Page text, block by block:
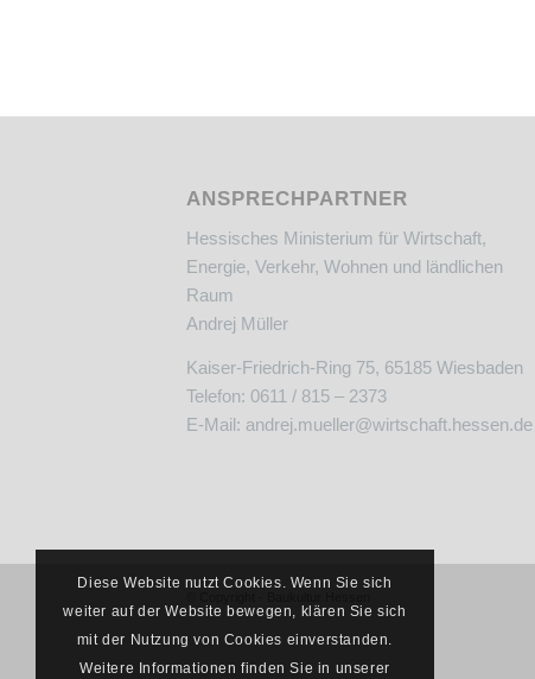
ANSPRECHPARTNER
Hessisches Ministerium für Wirtschaft,
Energie, Verkehr, Wohnen und ländlichen
Raum
Andrej Müller
Kaiser-Friedrich-Ring 75, 65185 Wiesbaden
Telefon: 0611 / 815 – 2373
E-Mail: andrej.mueller@wirtschaft.hessen.de
Diese Website nutzt Cookies. Wenn Sie sich
weiter auf der Website bewegen, klären Sie sich
mit der Nutzung von Cookies einverstanden.
Weitere Informationen finden Sie in unserer